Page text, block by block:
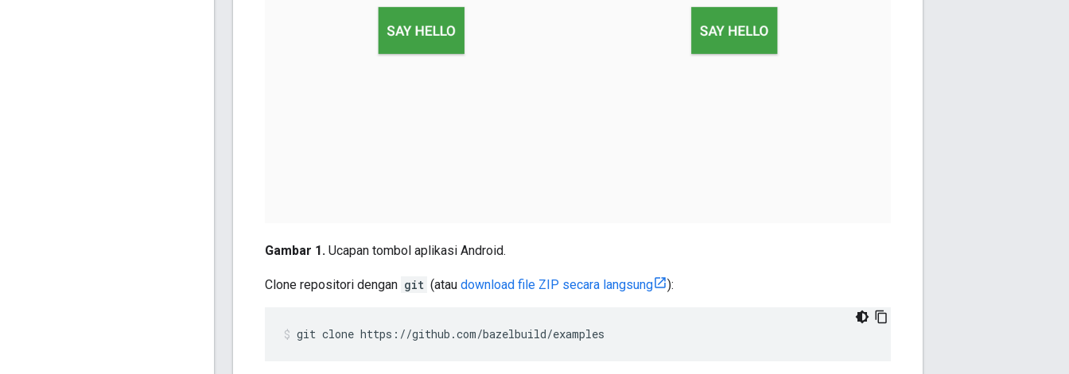
Gambar 1. Ucapan tombol aplikasi Android.
Clone repositori dengan git (atau download file ZIP secara langsung ):
git clone https://github.com/bazelbuild/examples